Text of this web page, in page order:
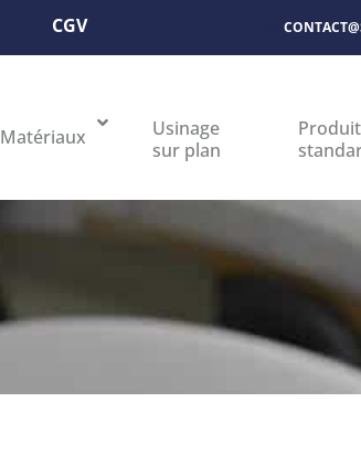
CGV
Matériaux
Usinage
sur plan